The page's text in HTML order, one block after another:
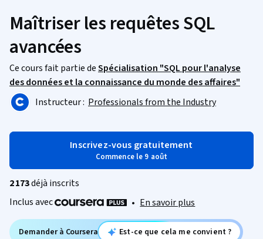
Maîtriser les requêtes SQL
avancées
Ce cours fait partie deSpécialisation "SQL pour l'analyse
des données et la connaissance du monde des affaires"
Instructeur : Professionals from the Industry
Inscrivez-vous gratuitement
Commence le 9 août
2 173déjà inscrits
Inclus avec
• En savoir plus
Demander à Coursera Est-ce que cela me convient ?